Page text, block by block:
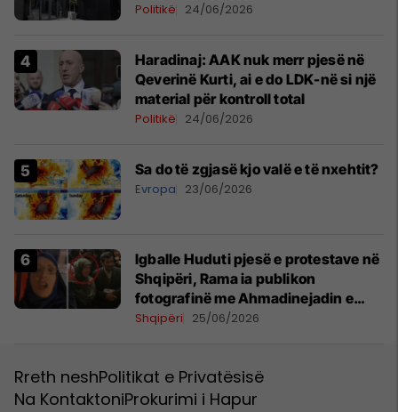
Politikë 24/06/2026
​Haradinaj: AAK nuk merr pjesë në
Qeverinë Kurti, ai e do LDK-në si një
material për kontroll total
Politikë 24/06/2026
Sa do të zgjasë kjo valë e të nxehtit?
Evropa 23/06/2026
Igballe Huduti pjesë e protestave në
Shqipëri, Rama ia publikon
fotografinë me Ahmadinejadin e
Iranit
Shqipëri 25/06/2026
Rreth neshPolitikat e Privatësisë
Na KontaktoniProkurimi i Hapur